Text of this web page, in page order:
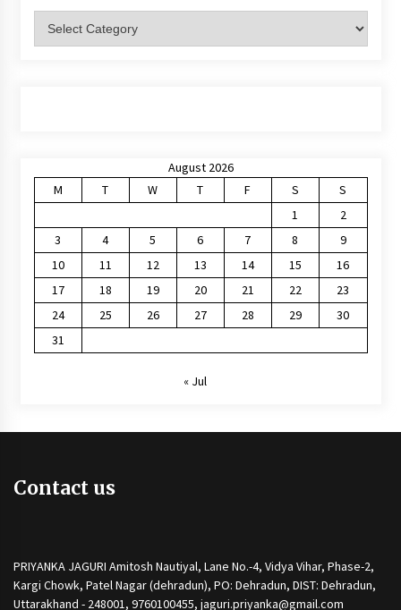
August 2026
M
T W T F S
S
1
2
3
4 5 6 7 8
9
10
11 12 13 14 15
16
17
18 19 20 21 22
23
24
25 26 27 28 29
30
31
« Jul
Contact us
PRIYANKA JAGURI Amitosh Nautiyal, Lane No.-4, Vidya Vihar, Phase-2,
Kargi Chowk, Patel Nagar (dehradun), PO: Dehradun, DIST: Dehradun,
Uttarakhand - 248001, 9760100455, jaguri.priyanka@gmail.com